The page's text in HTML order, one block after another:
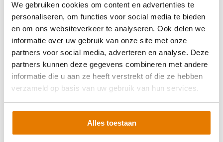
We gebruiken cookies om content en advertenties te
personaliseren, om functies voor social media te bieden
en om ons websiteverkeer te analyseren. Ook delen we
informatie over uw gebruik van onze site met onze
partners voor social media, adverteren en analyse. Deze
partners kunnen deze gegevens combineren met andere
informatie die u aan ze heeft verstrekt of die ze hebben
verzameld op basis van uw gebruik van hun services.
Alles toestaan
de interne weerstand en verhogen de energieopbrengst, zelfs bij
minder ideale lichtomstandigheden. Dit maakt JA Solar panelen
een betrouwbare keuze voor een breed scala aan installaties.
Betrouwbaarheid en Garantie
erkende kwaliteitsnormen en milieu-eisen
doorgaans een